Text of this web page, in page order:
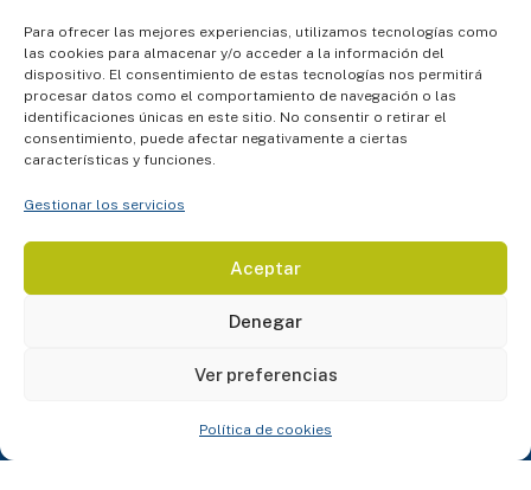
Para ofrecer las mejores experiencias, utilizamos tecnologías como
las cookies para almacenar y/o acceder a la información del
dispositivo. El consentimiento de estas tecnologías nos permitirá
procesar datos como el comportamiento de navegación o las
identificaciones únicas en este sitio. No consentir o retirar el
consentimiento, puede afectar negativamente a ciertas
características y funciones.
Gestionar los servicios
Aceptar
Denegar
Ver preferencias
Política de cookies
infomx@amireducacion.com
Heriberto Frías 1157 Piso 2, Col del Valle Centro
ENLACES